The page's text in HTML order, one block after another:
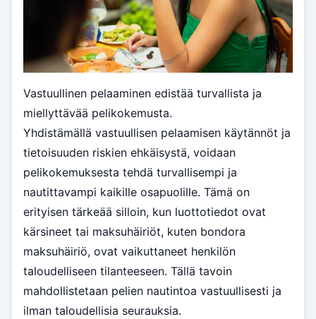
Vastuullinen pelaaminen edistää turvallista ja
miellyttävää pelikokemusta.
Yhdistämällä vastuullisen pelaamisen käytännöt ja
tietoisuuden riskien ehkäisystä, voidaan
pelikokemuksesta tehdä turvallisempi ja
nautittavampi kaikille osapuolille. Tämä on
erityisen tärkeää silloin, kun luottotiedot ovat
kärsineet tai maksuhäiriöt, kuten bondora
maksuhäiriö, ovat vaikuttaneet henkilön
taloudelliseen tilanteeseen. Tällä tavoin
mahdollistetaan pelien nautintoa vastuullisesti ja
ilman taloudellisia seurauksia.